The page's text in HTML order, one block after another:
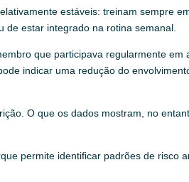
estáveis: treinam sempre
estar integrado na rotina semanal.
que participava regularmente
indicar uma redução do
O que os dados mostram, no
permite identificar padrões de risco